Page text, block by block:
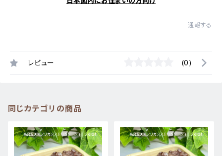
通報する
レビュー (0)
同じカテゴリの商品